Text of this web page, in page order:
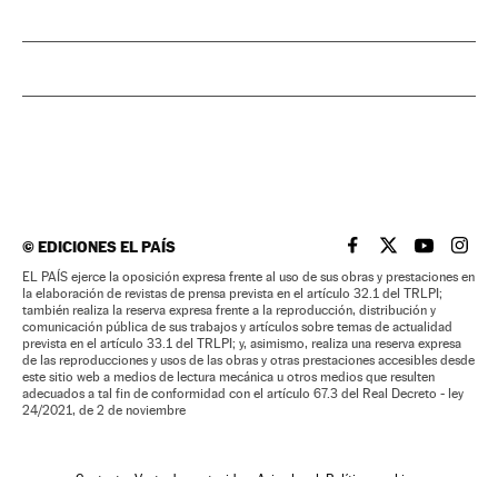
©EDICIONES EL PAÍS EL PAÍS BRASIL EN
EL PAÍSEL PAÍS
EL
EL PAÍS ejerce la oposición expresa frente al uso de sus obras y prestaciones en
la elaboración de revistas de prensa prevista en el artículo 32.1 del TRLPI;
también realiza la reserva expresa frente a la reproducción, distribución y
comunicación pública de sus trabajos y artículos sobre temas de actualidad
prevista en el artículo 33.1 del TRLPI; y, asimismo, realiza una reserva expresa
de las reproducciones y usos de las obras y otras prestaciones accesibles desde
este sitio web a medios de lectura mecánica u otros medios que resulten
adecuados a tal fin de conformidad con el artículo 67.3 del Real Decreto - ley
24/2021, de 2 de noviembre